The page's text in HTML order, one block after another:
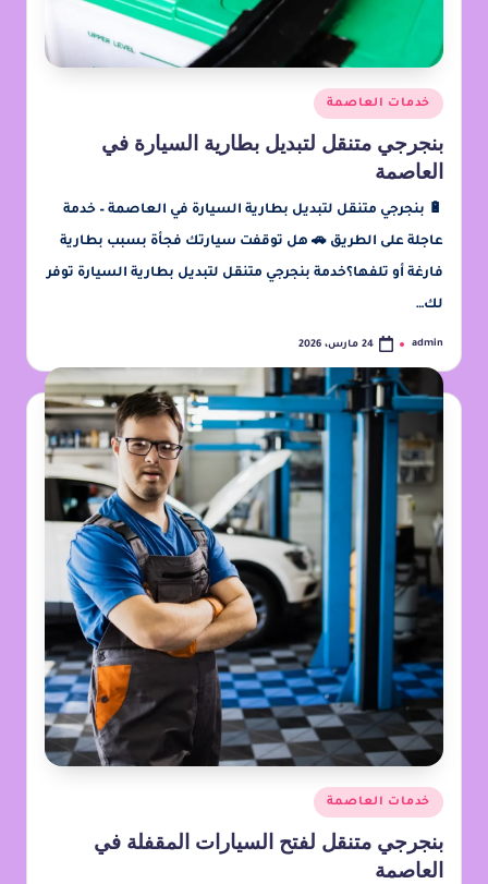
خدمات العاصمة
بنجرجي متنقل لتبديل بطارية السيارة في
العاصمة
🔋 بنجرجي متنقل لتبديل بطارية السيارة في العاصمة – خدمة
عاجلة على الطريق 🚗 هل توقفت سيارتك فجأة بسبب بطارية
فارغة أو تلفها؟خدمة بنجرجي متنقل لتبديل بطارية السيارة توفر
لك…
admin 24 مارس، 2026
خدمات العاصمة
بنجرجي متنقل لفتح السيارات المقفلة في
العاصمة